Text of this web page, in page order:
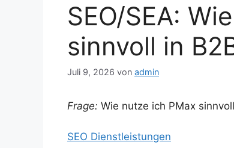
SEO/SEA:
sinnvoll in
Juli 9, 2026 von admin
Frage: Wie nutze ich PMax
SEO Dienstleistungen